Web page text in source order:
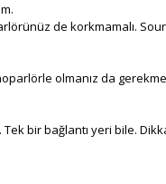
de korkmamalı.
olmanız da
bir bağlantı yeri bile.